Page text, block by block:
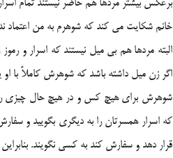
خانم شکايت مي کند که شوهرم به من
البته مردها هم بي ميل نيستند که اسرار و
اگر زن ميل داشته باشد که شوهرش کاملاً با او
شوهرش براي هيچ کس و در هيچ حال چيزي را
که اسرار همسرتان را به ديگري بگوييد و
قرار دهد و سفارش کند به کسي نگويند.